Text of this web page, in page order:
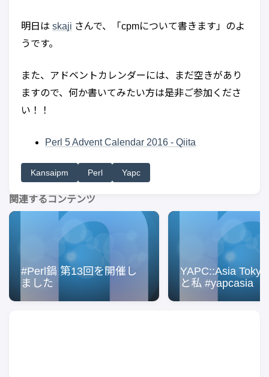
明日は skaji さんで、「cpmについて書きます」のよ
うです。
また、アドベントカレンダーには、まだ空きがあり
ますので、何か書いてみたい方は是非ご参加くださ
い！！
Perl 5 Advent Calendar 2016 - Qiita
Kansaipm Perl Yapc
関連するコンテンツ
#Perl鍋 第13回を開催し
ました
YAPC::Asia
と私 #yapcasia